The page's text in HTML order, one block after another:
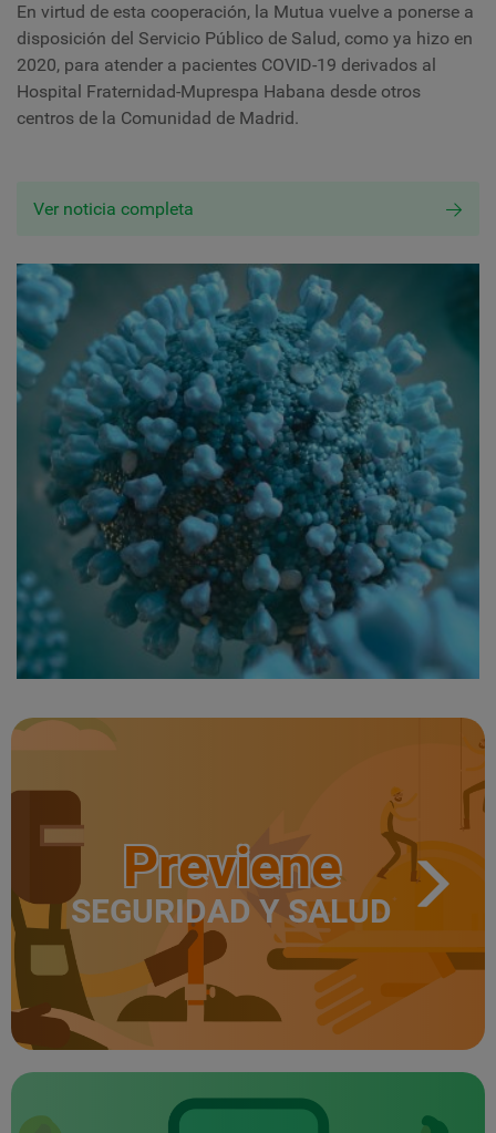
En virtud de esta cooperación, la Mutua vuelve a ponerse a
disposición del Servicio Público de Salud, como ya hizo en
2020, para atender a pacientes COVID-19 derivados al
Hospital Fraternidad-Muprespa Habana desde otros
centros de la Comunidad de Madrid.
Ver noticia completa
Previene
SEGURIDAD Y SALUD